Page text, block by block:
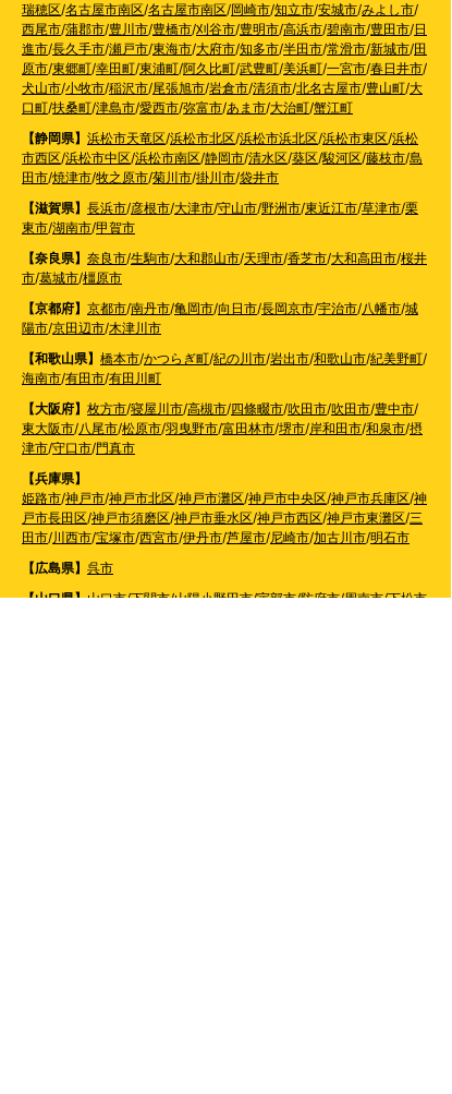
瑞穂区/名古屋市南区/名古屋市南区/岡崎市/知立市/安城市/みよし市/
西尾市/蒲郡市/豊川市/豊橋市/刈谷市/豊明市/高浜市/碧南市/豊田市/日
進市/長久手市/瀬戸市/東海市/大府市/知多市/半田市/常滑市/新城市/田
原市/東郷町/幸田町/東浦町/阿久比町/武豊町/美浜町/一宮市/春日井市/
犬山市/小牧市/稲沢市/尾張旭市/岩倉市/清須市/北名古屋市/豊山町/大
口町/扶桑町/津島市/愛西市/弥富市/あま市/大治町/蟹江町
【静岡県】 浜松市天竜区/浜松市北区/浜松市浜北区/浜松市東区/浜松
市西区/浜松市中区/浜松市南区/静岡市/清水区/葵区/駿河区/藤枝市/島
田市/焼津市/牧之原市/菊川市/掛川市/袋井市
【滋賀県】 長浜市/彦根市/大津市/守山市/野洲市/東近江市/草津市/栗
東市/湖南市/甲賀市
【奈良県】 奈良市/生駒市/大和郡山市/天理市/香芝市/大和高田市/桜井
市/葛城市/橿原市
【京都府】 京都市/南丹市/亀岡市/向日市/長岡京市/宇治市/八幡市/城
陽市/京田辺市/木津川市
【和歌山県】 橋本市/かつらぎ町/紀の川市/岩出市/和歌山市/紀美野町/
海南市/有田市/有田川町
【大阪府】 枚方市/寝屋川市/高槻市/四條畷市/吹田市/吹田市/豊中市/
東大阪市/八尾市/松原市/羽曳野市/富田林市/堺市/岸和田市/和泉市/摂
津市/守口市/門真市
【兵庫県】
姫路市/神戸市/神戸市北区/神戸市灘区/神戸市中央区/神戸市兵庫区/神
戸市長田区/神戸市須磨区/神戸市垂水区/神戸市西区/神戸市東灘区/三
田市/川西市/宝塚市/西宮市/伊丹市/芦屋市/尼崎市/加古川市/明石市
【広島県】 呉市
【山口県】山口市/下関市/山陽小野田市/宇部市/防府市/周南市/下松市